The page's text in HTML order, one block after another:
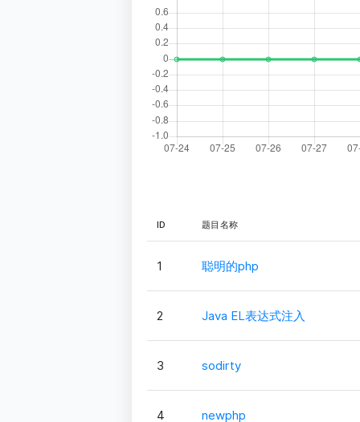
ID 题目名称
1 聪明的php
2 Java EL表达式注入
3 sodirty
4 newphp